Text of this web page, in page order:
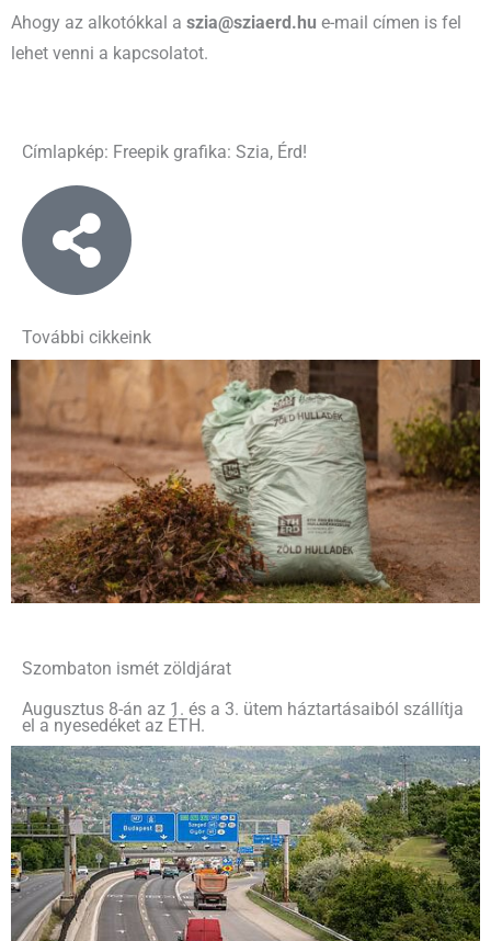
Ahogy az alkotókkal a szia@sziaerd.hu e-mail címen is fel
lehet venni a kapcsolatot.
Címlapkép: Freepik grafika: Szia, Érd!
További cikkeink
Szombaton ismét zöldjárat
Augusztus 8-án az 1. és a 3. ütem háztartásaiból szállítja
el a nyesedéket az ÉTH.